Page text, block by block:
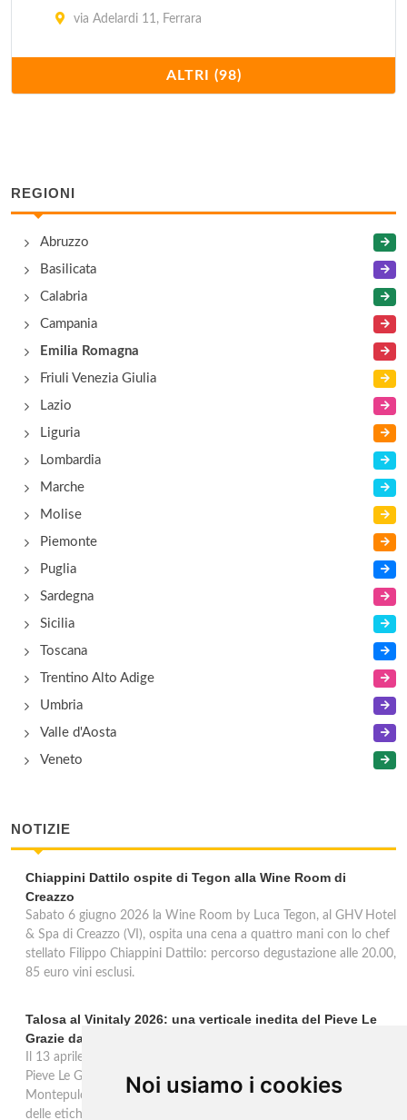
Noi usiamo i cookies
via Adelardi 11, Ferrara
Al Castello dell'Hotel
via Giovannina 57, Cento
Al Frattino
via Carlo Mayr 155, Ferrara
Al Giardino
via Amilcare Ponchielli 7, Ferrara
Al Solito Posto La Prinella
via Prinella 164, Ferrara
ALTRI (98)
REGIONI
Abruzzo
Basilicata
Calabria
Campania
Emilia Romagna
Friuli Venezia Giulia
Lazio
Liguria
Lombardia
Marche
Molise
Piemonte
Puglia
Sardegna
Sicilia
Toscana
Trentino Alto Adige
Umbria
Valle d'Aosta
Veneto
NOTIZIE
Chiappini Dattilo ospite di Tegon alla Wine Room di
Creazzo
Sabato 6 giugno 2026 la Wine Room by Luca Tegon, al GHV Hotel
& Spa di Creazzo (VI), ospita una cena a quattro mani con lo chef
stellato Filippo Chiappini Dattilo: percorso degustazione alle 20.00,
85 euro vini esclusi.
Talosa al Vinitaly 2026: una verticale inedita del Pieve Le
Grazie dal 2016 al 2020
Il 13 aprile 2026 al Vinitaly, Talosa presenta la verticale inedita del
Pieve Le Grazie: cinque annate dal 2016 al 2020 del Nobile di
Montepulciano a 95 punti Vinous, per ripercorrere la genesi di una
delle etichette iconiche di Montepulciano.